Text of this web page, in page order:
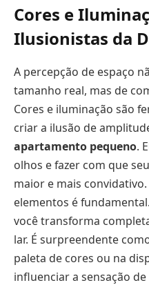
Cores e
Ilusionistas da
A percepção de espaço
tamanho real, mas de
Cores e iluminação são
criar a ilusão de
apartamento pequeno.
olhos e fazer com que
maior e mais
elementos é
você transforma
lar. É surpreendente
paleta de cores ou na
influenciar a sensação